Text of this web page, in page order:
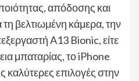
απόδοσης και
τη βελτιωμένη κάμερα, την
A13 Bionic, είτε
μπαταρίας, το iPhone
καλύτερες επιλογές στην